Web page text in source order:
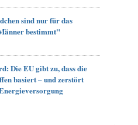
sind nur für das
bestimmt"
Die EU gibt zu, dass die
basiert – und zerstört